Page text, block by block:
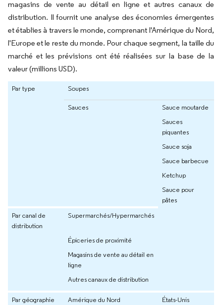
magasins de vente au détail en ligne et autres canaux de
distribution. Il fournit une analyse des économies émergentes
et établies à travers le monde, comprenant l'Amérique du Nord,
l'Europe et le reste du monde. Pour chaque segment, la taille du
marché et les prévisions ont été réalisées sur la base de la
valeur (millions USD).
Par type Soupes
Sauces
Sauce moutarde
Sauces
piquantes
Sauce soja
Sauce barbecue
Ketchup
Sauce pour
pâtes
Par canal de
distribution
Supermarchés/Hypermarchés
Épiceries de proximité
Magasins de vente au détail en
ligne
Autres canaux de distribution
Par géographie Amérique du Nord
États-Unis